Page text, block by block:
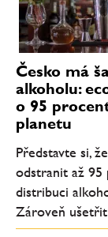
Česko má
alkoholu:
o 95
planetu
Představte si,
odstranit až 95
distribuci
Zároveň